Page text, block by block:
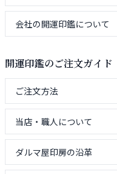
会社の開運印鑑について
開運印鑑のご注文ガイド
ご注文方法
当店・職人について
ダルマ屋印房の沿革